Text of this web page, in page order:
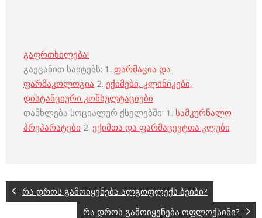
გაფრთხილება!
გაეცანით საიტებს: 1. ფარმაცია და
ფარმაკოლოგია 2. ექიმები, კლინიკები,
დისტანციური კონსულტაციები
თანხლება სოციალურ ქსელებში: 1. სამკურნალო
პრეპარატები 2. ექიმთა და ფარმაცევტთა კლუბი
რა დროს გამოიყენება ალგოფლექს ბეიბი?
რა დროს გამოიყენება ოფლოქსინი?